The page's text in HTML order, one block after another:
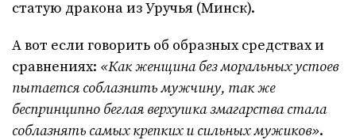
статую дракона из Уручья (Минск).
А вот если говорить об образных средствах и
сравнениях: «Как женщина без моральных устоев
пытается соблазнить мужчину, так же
беспринципно беглая верхушка змагарства стала
соблазнять самых крепких и сильных мужиков».